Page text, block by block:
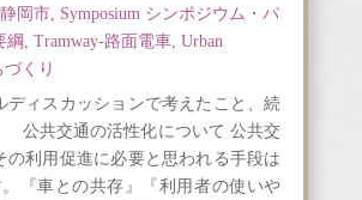
岡市, Symposium シンポジウム・パ
綱
Tramway-路面電車, Urban
づくり
ディスカッションで考えたこと、続
公共交通の活性化について 公共交
の利用促進に必要と思われる手段は
『車との共存』『利用者の使いや